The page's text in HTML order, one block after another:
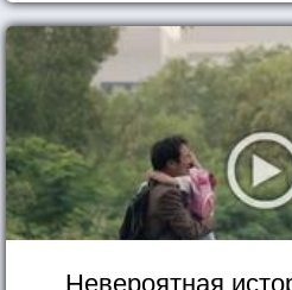
Невероятная